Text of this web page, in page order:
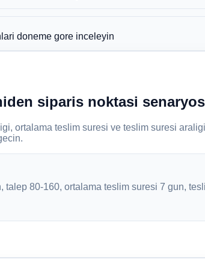
doneme gore inceleyin
siparis noktasi
ortalama teslim suresi ve teslim suresi
talep 80-160, ortalama teslim suresi 7 gun,